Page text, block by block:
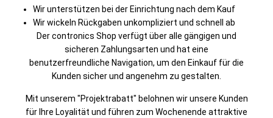
Wir unterstützen bei der Einrichtung nach dem Kauf
Wir wickeln Rückgaben unkompliziert und schnell ab
Der contronics Shop verfügt über alle gängigen und
sicheren Zahlungsarten und hat eine
benutzerfreundliche Navigation, um den Einkauf für die
Kunden sicher und angenehm zu gestalten.
Mit unserem "Projektrabatt" belohnen wir unsere Kunden
für Ihre Loyalität und führen zum Wochenende attraktive